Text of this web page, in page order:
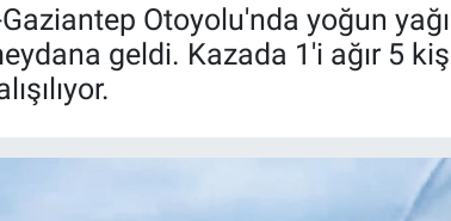
Otoyolu'nda yoğun
geldi. Kazada 1'i ağır 5